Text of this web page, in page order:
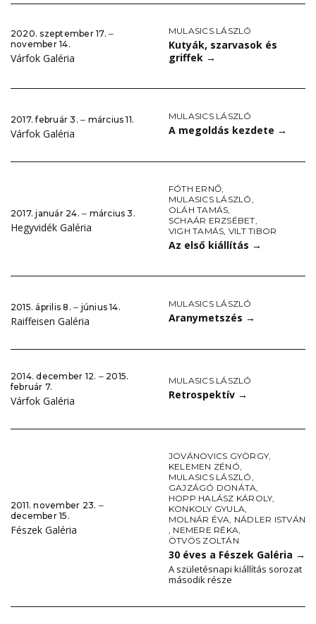
2020. szeptember 17. ‒
november 14.
Várfok Galéria
MULASICS LÁSZLÓ
Kutyák, szarvasok és
griffek →
2017. február 3. ‒ március 11.
Várfok Galéria
MULASICS LÁSZLÓ
A megoldás kezdete →
2017. január 24. ‒ március 3.
Hegyvidék Galéria
FÓTH ERNŐ,
MULASICS LÁSZLÓ,
OLÁH TAMÁS,
SCHAÁR ERZSÉBET,
VIGH TAMÁS, VILT TIBOR
Az első kiállítás →
2015. április 8. ‒ június 14.
Raiffeisen Galéria
MULASICS LÁSZLÓ
Aranymetszés →
2014. december 12. ‒ 2015.
február 7.
Várfok Galéria
MULASICS LÁSZLÓ
Retrospektív →
2011. november 23. ‒
december 15.
Fészek Galéria
JOVÁNOVICS GYÖRGY,
KELEMEN ZÉNÓ,
MULASICS LÁSZLÓ,
GAJZÁGÓ DONÁTA,
HOPP HALÁSZ KÁROLY,
KONKOLY GYULA,
MOLNÁR ÉVA, NÁDLER ISTVÁN
, NEMERE RÉKA,
ÖTVÖS ZOLTÁN
30 éves a Fészek Galéria →
A születésnapi kiállítás sorozat
második része